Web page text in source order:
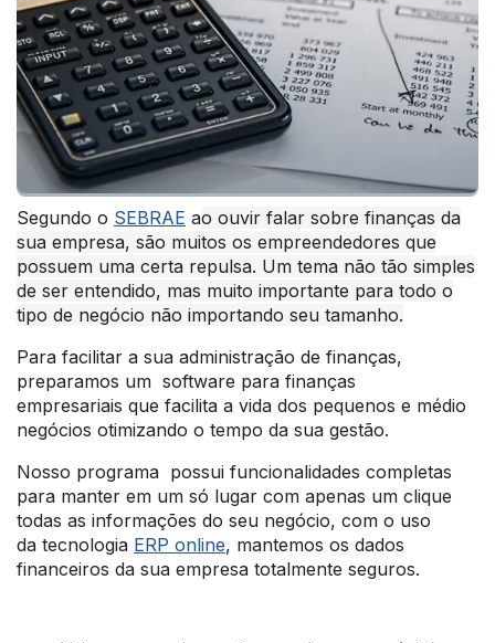
Segundo o SEBRAE ao ouvir falar sobre finanças da
sua empresa, são muitos os empreendedores que
possuem uma certa repulsa. Um tema não tão simples
de ser entendido, mas muito importante para todo o
tipo de negócio não importando seu tamanho.
Para facilitar a sua administração de finanças,
preparamos um software para finanças
empresariais que facilita a vida dos pequenos e médio
negócios otimizando o tempo da sua gestão.
Nosso programa possui funcionalidades completas
para manter em um só lugar com apenas um clique
todas as informações do seu negócio, com o uso
da tecnologia ERP online, mantemos os dados
financeiros da sua empresa totalmente seguros.